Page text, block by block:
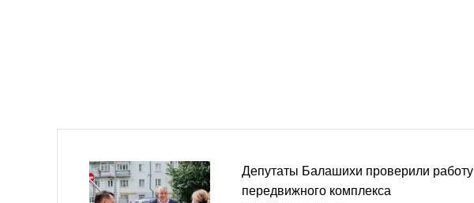
Депутаты Балашихи проверили работу
передвижного комплекса